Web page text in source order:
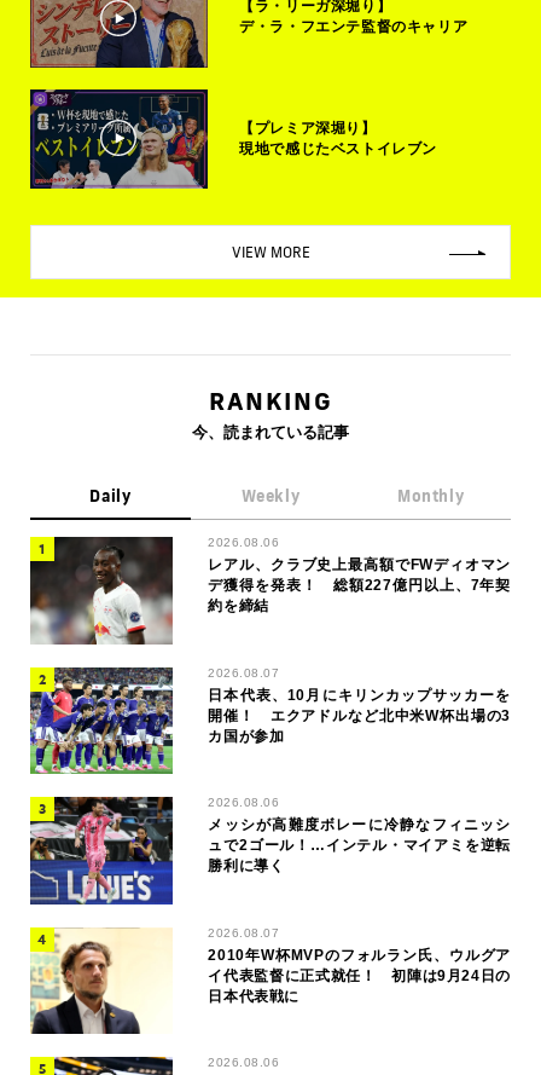
【ラ・リーガ深堀り】
デ・ラ・フエンテ監督のキャリア
【プレミア深堀り】
現地で感じたベストイレブン
VIEW MORE
RANKING
今、読まれている記事
Daily Weekly Monthly
2026.08.06
レアル、クラブ史上最高額でFWディオマン
デ獲得を発表！ 総額227億円以上、7年契
約を締結
2026.08.07
日本代表、10月にキリンカップサッカーを
開催！ エクアドルなど北中米W杯出場の3
カ国が参加
2026.08.06
メッシが高難度ボレーに冷静なフィニッシ
ュで2ゴール！…インテル・マイアミを逆転
勝利に導く
2026.08.07
2010年W杯MVPのフォルラン氏、ウルグア
イ代表監督に正式就任！ 初陣は9月24日の
日本代表戦に
2026.08.06